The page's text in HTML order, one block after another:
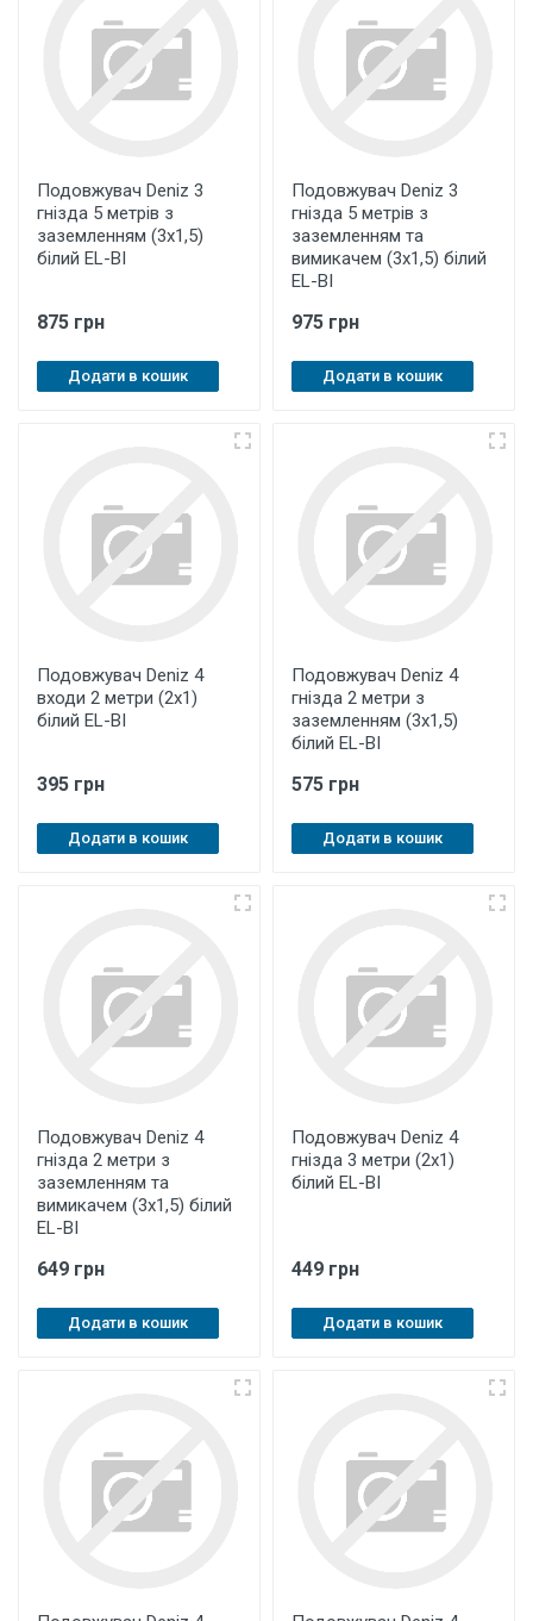
Подовжувач Deniz 3
гнізда 5 метрів з
заземленням (3х1,5)
білий EL-BI
875 грн
Додати в кошик
Подовжувач Deniz 3
гнізда 5 метрів з
заземленням та
вимикачем (3х1,5) білий
EL-BI
975 грн
Додати в кошик
Подовжувач Deniz 4
входи 2 метри (2х1)
білий EL-BI
395 грн
Додати в кошик
Подовжувач Deniz 4
гнізда 2 метри з
заземленням (3х1,5)
білий EL-BI
575 грн
Додати в кошик
Подовжувач Deniz 4
гнізда 2 метри з
заземленням та
вимикачем (3х1,5) білий
EL-BI
649 грн
Додати в кошик
Подовжувач Deniz 4
гнізда 3 метри (2х1)
білий EL-BI
449 грн
Додати в кошик